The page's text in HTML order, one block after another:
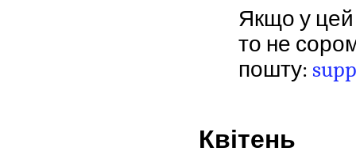
Якщо у цей
то не
пошту:
Квітень